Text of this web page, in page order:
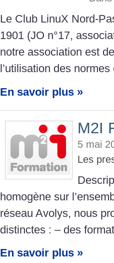
Le Club LinuX Nord-
1901 (JO n°17,
notre association est
l’utilisation des
En savoir plus »
M2I
5 mai
Les
homogène sur
réseau Avolys, nous
distinctes : – des
En savoir plus »